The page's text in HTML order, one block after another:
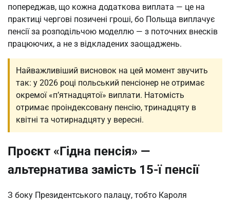
попереджав, що кожна додаткова виплата — це на
практиці чергові позичені гроші, бо Польща виплачує
пенсії за розподільчою моделлю — з поточних внесків
працюючих, а не з відкладених заощаджень.
Найважливіший висновок на цей момент звучить
так: у 2026 році польський пенсіонер не отримає
окремої «п’ятнадцятої» виплати. Натомість
отримає проіндексовану пенсію, тринадцяту в
квітні та чотирнадцяту у вересні.
Проєкт «Гідна пенсія» —
альтернатива замість 15-ї пенсії
З боку Президентського палацу, тобто Кароля